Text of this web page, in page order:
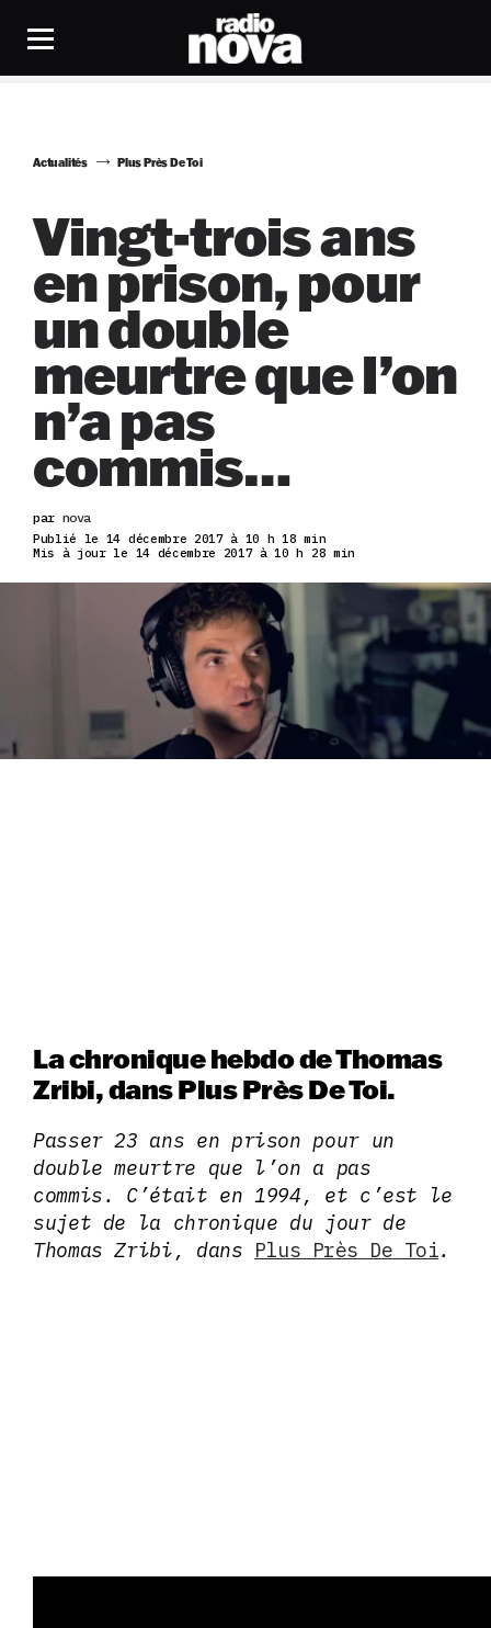
Actualités Plus Près De Toi
Vingt-trois ans
en prison, pour
un double
meurtre que l’on
n’a pas
commis…
par nova
Publié le 14 décembre 2017 à 10 h 18 min
Mis à jour le 14 décembre 2017 à 10 h 28 min
La chronique hebdo de Thomas
Zribi, dans Plus Près De Toi.
Passer 23 ans en prison pour un
double meurtre que l’on a pas
commis. C’était en 1994, et c’est le
sujet de la chronique du jour de
Thomas Zribi, dans Plus Près De Toi.